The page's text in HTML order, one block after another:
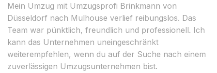
Mein Umzug mit Umzugsprofi Brinkmann von
Düsseldorf nach Mulhouse verlief reibungslos. Das
Team war pünktlich, freundlich und professionell. Ich
kann das Unternehmen uneingeschränkt
weiterempfehlen, wenn du auf der Suche nach einem
zuverlässigen Umzugsunternehmen bist.